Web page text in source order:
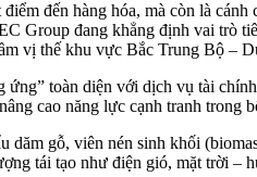
đến hàng hóa, mà còn là
Group đang khẳng định vai trò
vị thế khu vực Bắc Trung Bộ –
toàn diện với dịch vụ tài
cao năng lực cạnh tranh trong
gỗ, viên nén sinh khối
tái tạo như điện gió, mặt trời –